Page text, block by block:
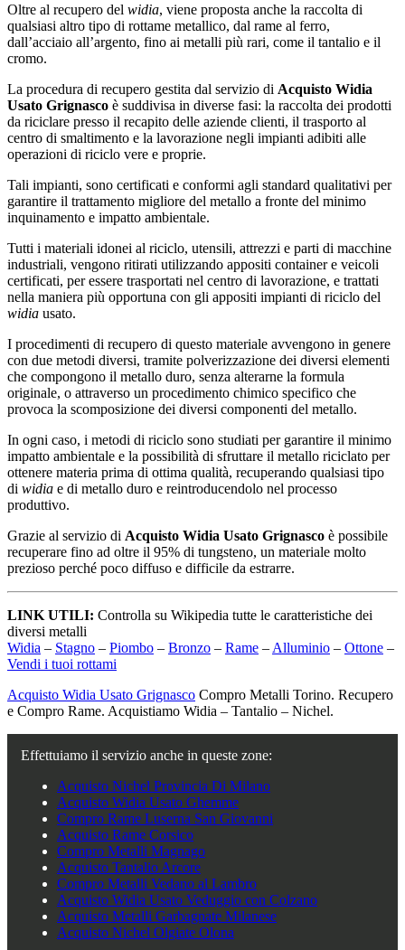
Oltre al recupero del widia, viene proposta anche la raccolta di
qualsiasi altro tipo di rottame metallico, dal rame al ferro,
dall’acciaio all’argento, fino ai metalli più rari, come il tantalio e il
cromo.
La procedura di recupero gestita dal servizio di Acquisto Widia
Usato Grignasco è suddivisa in diverse fasi: la raccolta dei prodotti
da riciclare presso il recapito delle aziende clienti, il trasporto al
centro di smaltimento e la lavorazione negli impianti adibiti alle
operazioni di riciclo vere e proprie.
Tali impianti, sono certificati e conformi agli standard qualitativi per
garantire il trattamento migliore del metallo a fronte del minimo
inquinamento e impatto ambientale.
Tutti i materiali idonei al riciclo, utensili, attrezzi e parti di macchine
industriali, vengono ritirati utilizzando appositi container e veicoli
certificati, per essere trasportati nel centro di lavorazione, e trattati
nella maniera più opportuna con gli appositi impianti di riciclo del
widia usato.
I procedimenti di recupero di questo materiale avvengono in genere
con due metodi diversi, tramite polverizzazione dei diversi elementi
che compongono il metallo duro, senza alterarne la formula
originale, o attraverso un procedimento chimico specifico che
provoca la scomposizione dei diversi componenti del metallo.
In ogni caso, i metodi di riciclo sono studiati per garantire il minimo
impatto ambientale e la possibilità di sfruttare il metallo riciclato per
ottenere materia prima di ottima qualità, recuperando qualsiasi tipo
di widia e di metallo duro e reintroducendolo nel processo
produttivo.
Grazie al servizio di Acquisto Widia Usato Grignasco è possibile
recuperare fino ad oltre il 95% di tungsteno, un materiale molto
prezioso perché poco diffuso e difficile da estrarre.
LINK UTILI: Controlla su Wikipedia tutte le caratteristiche dei
diversi metalli
Widia – Stagno – Piombo – Bronzo – Rame – Alluminio – Ottone –
Vendi i tuoi rottami
Acquisto Widia Usato Grignasco Compro Metalli Torino. Recupero
e Compro Rame. Acquistiamo Widia – Tantalio – Nichel.
Effettuiamo il servizio anche in queste zone:
Acquisto Nichel Provincia Di Milano
Acquisto Widia Usato Ghemme
Compro Rame Luserna San Giovanni
Acquisto Rame Corsico
Compro Metalli Magnago
Acquisto Tantalio Arcore
Compro Metalli Vedano al Lambro
Acquisto Widia Usato Veduggio con Colzano
Acquisto Metalli Garbagnate Milanese
Acquisto Nichel Olgiate Olona